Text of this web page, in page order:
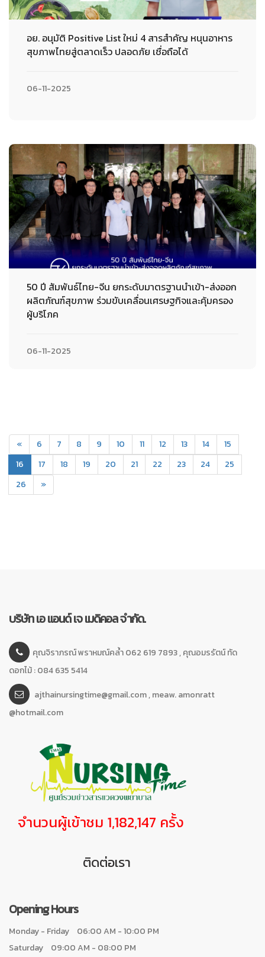
อย. อนุมัติ Positive List ใหม่ 4 สารสำคัญ หนุนอาหาร
สุขภาพไทยสู่ตลาดเร็ว ปลอดภัย เชื่อถือได้
06-11-2025
50 ปี สัมพันธ์ไทย-จีน ยกระดับมาตรฐานนำเข้า-ส่งออก
ผลิตภัณฑ์สุขภาพ ร่วมขับเคลื่อนเศรษฐกิจและคุ้มครอง
ผู้บริโภค
06-11-2025
« 6 7 8 9 10 11 12 13 14
15
16 (current)
17 18 19 20 21 22 23 24
25
26
»
บริษัท เอ แอนด์ เจ เมดิคอล จำกัด.
คุณจิราภรณ์ พราหมณ์คล้ำ 062 619 7893 , คุณอมรรัตน์ ทัด
ดอกไม้ : 084 635 5414
ajthainursingtime@gmail.com , meaw. amonratt
@hotmail.com
จำนวนผู้เข้าชม 1,182,147 ครั้ง
ติดต่อเรา
Opening Hours
Monday - Friday
06:00 AM - 10:00 PM
Saturday
09:00 AM - 08:00 PM